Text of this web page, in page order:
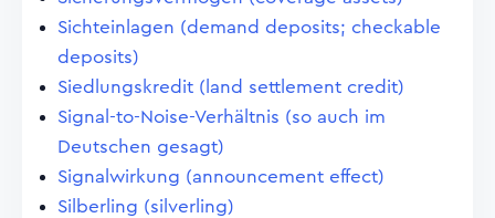
Sichteinlagen (demand deposits; checkable
deposits)
Siedlungskredit (land settlement credit)
Signal-to-Noise-Verhältnis (so auch im
Deutschen gesagt)
Signalwirkung (announcement effect)
Silberling (silverling)